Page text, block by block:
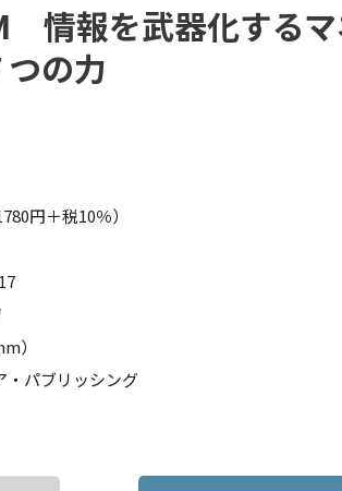
情報を武器化する
の力
円＋税10％）
）
・パブリッシング